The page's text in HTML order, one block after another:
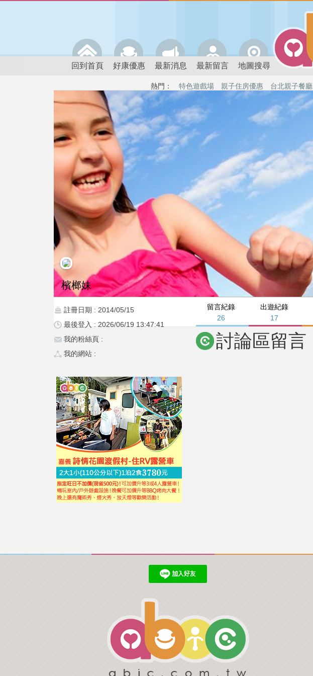
回到首頁 好康優惠 最新消息 最新留言 地圖搜尋
熱門： 特色遊戲場 親子住房優惠 台北親子餐廳
留言紀錄
26
出遊紀錄
17
檳榔妹
註冊日期 : 2014/05/15
最後登入 : 2026/06/19 13:47:41
我的粉絲頁 :
我的網站 :
討論區留言